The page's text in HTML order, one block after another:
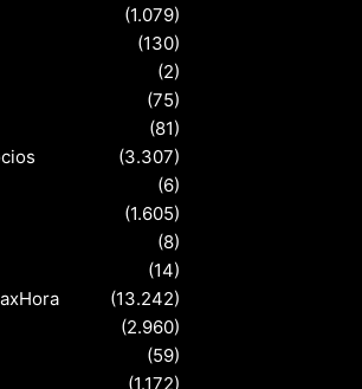
(1.079)
(130)
(2)
(75)
(81)
(3.307)
(6)
(1.605)
(8)
(14)
(13.242)
(2.960)
(59)
(1.172)